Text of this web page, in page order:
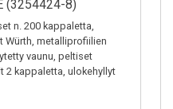
(3254424-8)
n. 200 kappaletta,
Würth, metalliprofiilien
vaunu, peltiset
2 kappaletta, ulokehyllyt